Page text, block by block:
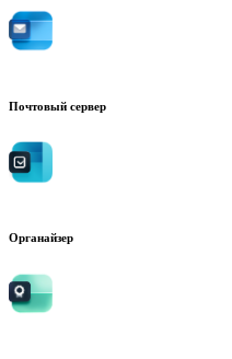
Почтовый сервер
Органайзер